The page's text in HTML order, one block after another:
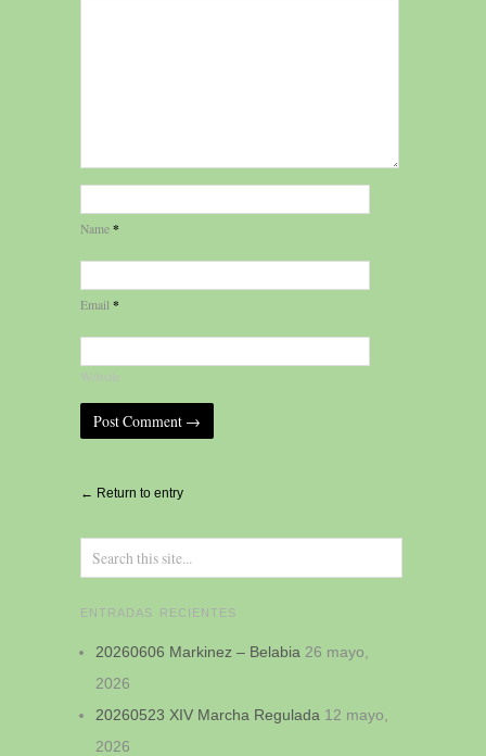
Name *
Email *
Website
Alternative:
← Return to entry
ENTRADAS RECIENTES
20260606 Markinez – Belabia 26 mayo,
2026
20260523 XIV Marcha Regulada 12 mayo,
2026